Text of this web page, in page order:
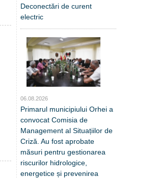
Deconectări de curent
electric
06.08.2026
Primarul municipiului Orhei a
convocat Comisia de
Management al Situațiilor de
Criză. Au fost aprobate
măsuri pentru gestionarea
riscurilor hidrologice,
energetice și prevenirea